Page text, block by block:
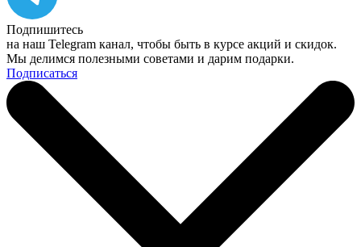
Подпишитесь
на наш Telegram канал, чтобы быть в курсе акций и скидок.
Мы делимся полезными советами и дарим подарки.
Подписаться